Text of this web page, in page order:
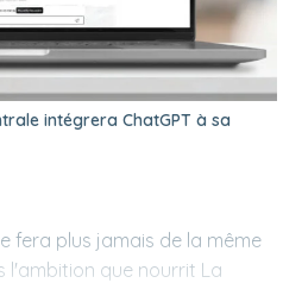
intégrera ChatGPT à sa
fera plus jamais de la même
l'ambition que nourrit La